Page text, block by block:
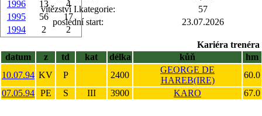
1996
13
4
1995
56
17
1994
2 2
vítězství I.kategorie:
57
poslední start:
23.07.2026
Kariéra trenéra
datum
z td kat délka kůň
hm
10.07.94 KV P 2400
GEORGE DE
HAREB(IRE)
60.0
07.05.94 PE S III 3900 KARO 67.0